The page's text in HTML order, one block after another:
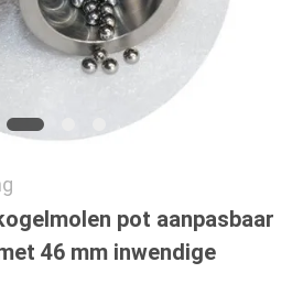
pot aanpasbaar
46 mm inwendige